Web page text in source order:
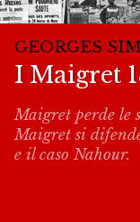
GEORGES
I Maigret
Maigret perde le
Maigret si
e il caso Nahour.